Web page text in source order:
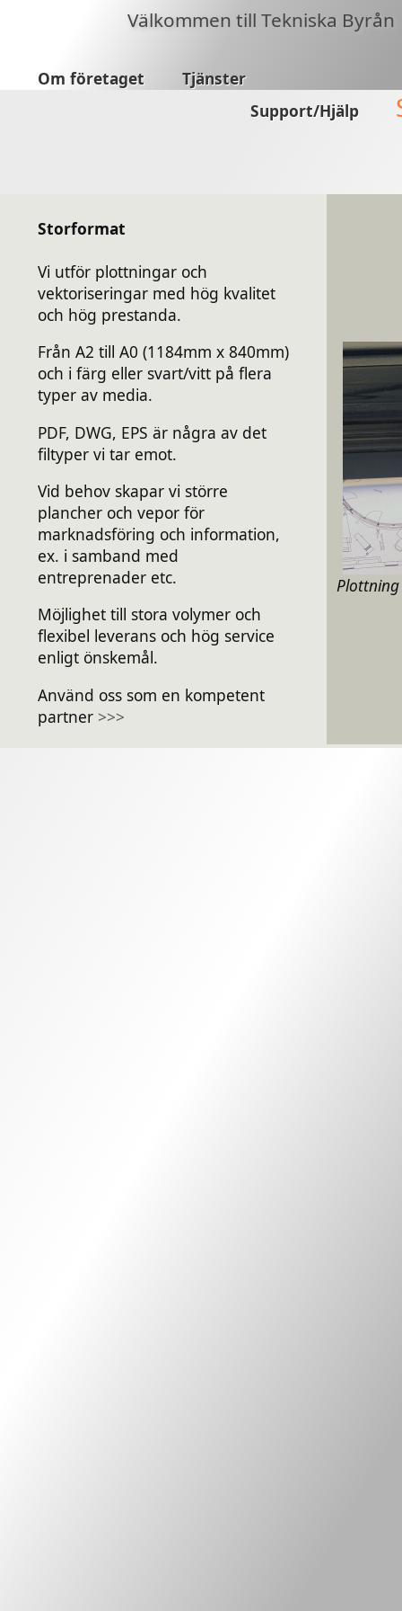
Välkommen till Tekniska Byrån
Om företaget
Tjänster
Support/Hjälp
Storformat
Vi utför plottningar och
vektoriseringar med hög kvalitet
och hög prestanda.
Från A2 till A0 (1184mm x 840mm)
och i färg eller svart/vitt på flera
typer av media.
PDF, DWG, EPS är några av det
filtyper vi tar emot.
Vid behov skapar vi större
plancher och vepor för
marknadsföring och information,
ex. i samband med
entreprenader etc.
Möjlighet till stora volymer och
flexibel leverans och hög service
enligt önskemål.
Använd oss som en kompetent
partner >>>